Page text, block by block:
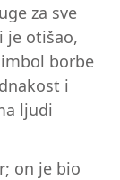
za sve
je otišao,
borbe
i
ljudi
on je bio